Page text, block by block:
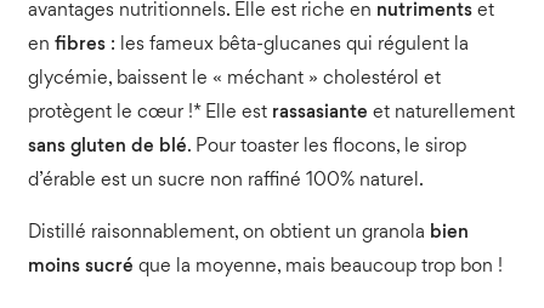
avantages nutritionnels. Elle est riche en nutrimentset
en fibres: les fameux bêta-glucanes qui régulent la
glycémie, baissent le « méchant » cholestérol et
protègent le cœur !* Elle est rassasiante et naturellement
sans gluten de blé. Pour toaster les flocons, le sirop
d’érable est un sucre non raffiné 100% naturel.
Distillé raisonnablement, on obtient un granola bien
moins sucré que la moyenne, mais beaucoup trop bon !